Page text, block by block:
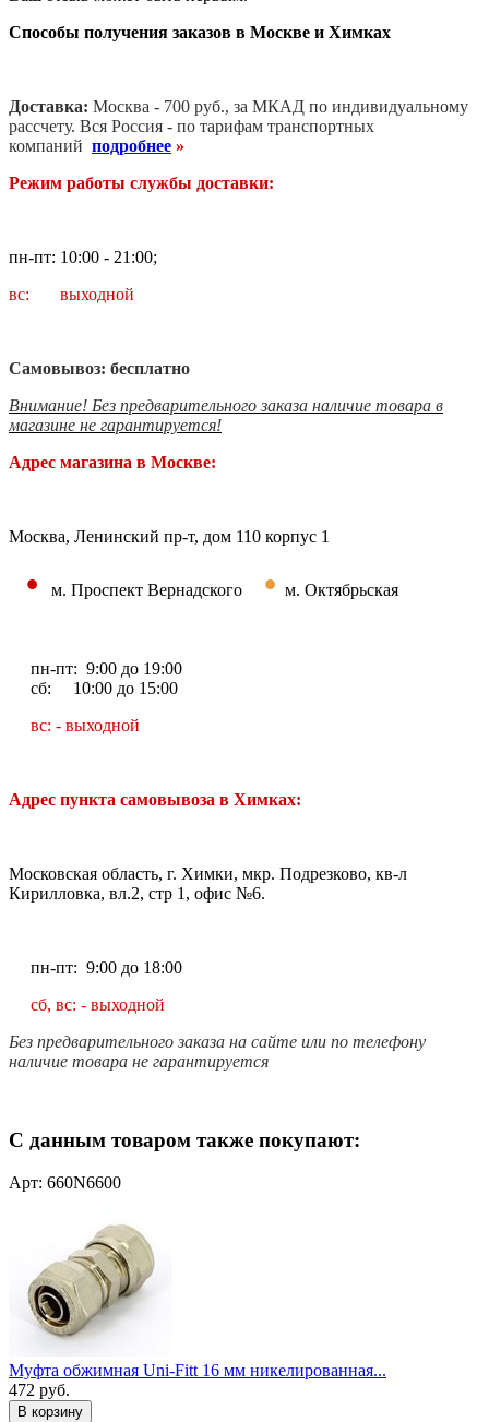
Способы получения заказов в Москве и Химках
Доставка: Москва - 700 руб., за МКАД по индивидуальному
рассчету. Вся Россия - по тарифам транспортных
компаний подробнее »
Режим работы службы доставки:
пн-пт: 10:00 - 21:00;
вс: выходной
Самовывоз: бесплатно
Внимание! Без предварительного заказа наличие товара в
магазине не гарантируется!
Адрес магазина в Москве:
Москва, Ленинский пр-т, дом 110 корпус 1
• м. Проспект Вернадского • м. Октябрьская
пн-пт: 9:00 до 19:00
сб: 10:00 до 15:00
вс: - выходной
Адрес пункта самовывоза в Химках:
Московская область, г. Химки, мкр. Подрезково, кв-л
Кирилловка, вл.2, стр 1, офис №6.
пн-пт: 9:00 до 18:00
сб, вс: - выходной
Без предварительного заказа на сайте или по телефону
наличие товара не гарантируется
С данным товаром также покупают:
Арт: 660N6600
Муфта обжимная Uni-Fitt 16 мм никелированная...
472 руб.
В корзину